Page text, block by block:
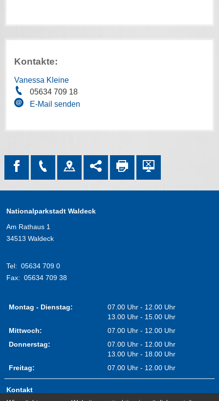
Kontakte:
Vanessa Kleine
05634 709 18
E-Mail senden
Nationalparkstadt Waldeck
Am Rathaus 1
34513 Waldeck
Tel: 05634 709 0
Fax: 05634 709 38
Montag - Dienstag:
07.00 Uhr - 12.00 Uhr
13.00 Uhr - 15.00 Uhr
Mittwoch:
07.00 Uhr - 12.00 Uhr
Donnerstag:
07.00 Uhr - 12.00 Uhr
13.00 Uhr - 18.00 Uhr
Freitag:
07.00 Uhr - 12.00 Uhr
Kontakt